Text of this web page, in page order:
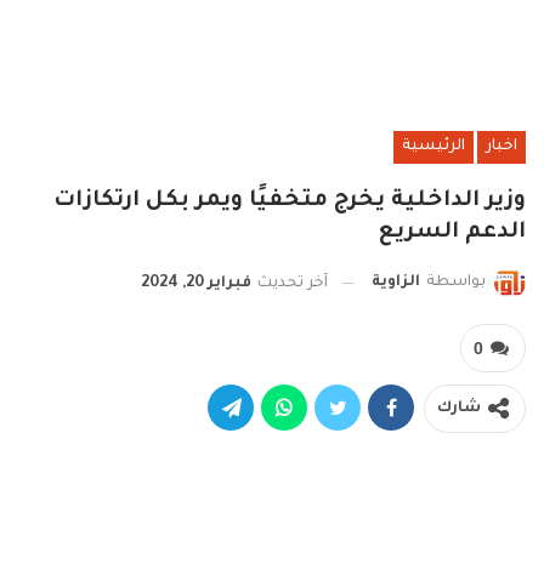
اخبار الرئيسية
وزير الداخلية يخرج متخفيًا ويمر بكل ارتكازات
الدعم السريع
بواسطة الزاوية آخر تحديث فبراير 20, 2024
0
شارك